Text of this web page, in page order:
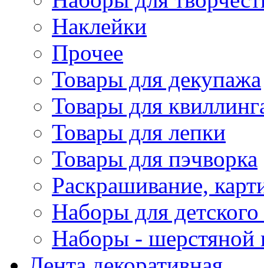
Наклейки
Прочее
Товары для декупажа
Товары для
Товары для лепки
Товары для пэчворка
Раскрашивание,
Наборы для
Наборы - шерстяной